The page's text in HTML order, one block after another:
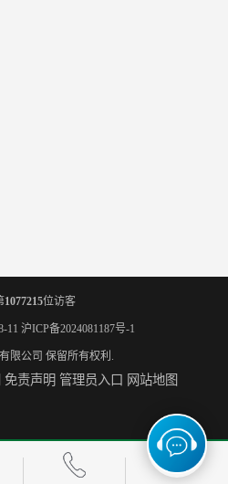
1077215位访客
11 沪ICP备2024081187号-1
限公司 保留所有权利.
免责声明 管理员入口 网站地图